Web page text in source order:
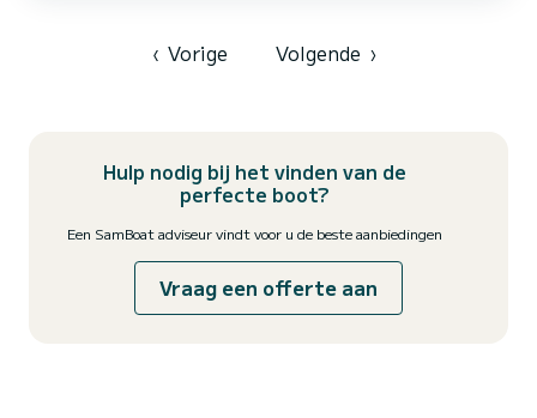
‹ Vorige Volgende ›
Hulp nodig bij het vinden van de
perfecte boot?
Een SamBoat adviseur vindt voor u de beste aanbiedingen
Vraag een offerte aan